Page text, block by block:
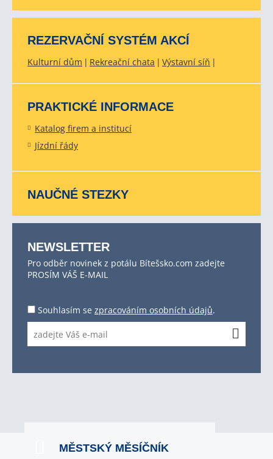
REZERVAČNÍ SYSTÉM AKCÍ
Kulturní dům Rekreační chata Výstavní síň
PRAKTICKÉ INFORMACE
Katalog firem a institucí
Jízdní řády
NAUČNÉ STEZKY
NEWSLETTER
Pro odběr novinek z potálu Bítešsko.com zadejte
PROSÍM VÁŠ E-MAIL
Souhlasím se zpracováním osobních údajů.
MĚSTSKÝ MĚSÍČNÍK